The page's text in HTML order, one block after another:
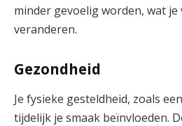
minder gevoelig worden, wat
veranderen.
Gezondheid
Je fysieke gesteldheid, zoals
tijdelijk je smaak beïnvloeden.